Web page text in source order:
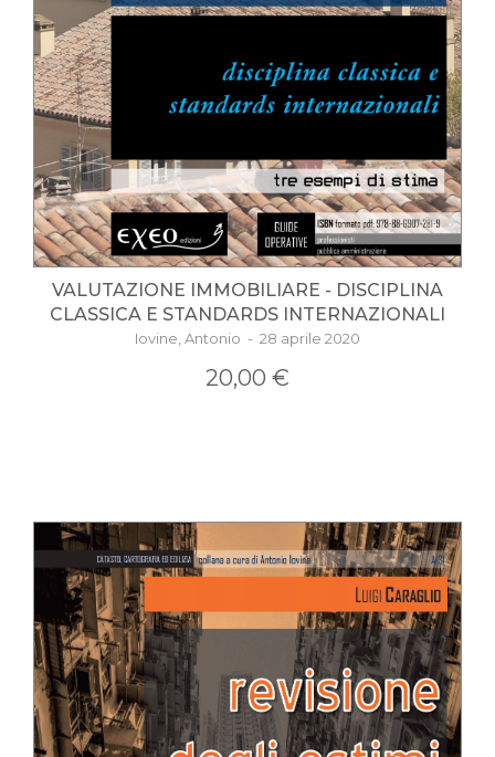
VALUTAZIONE IMMOBILIARE - DISCIPLINA
CLASSICA E STANDARDS INTERNAZIONALI
Iovine, Antonio - 28 aprile 2020
20,00 €